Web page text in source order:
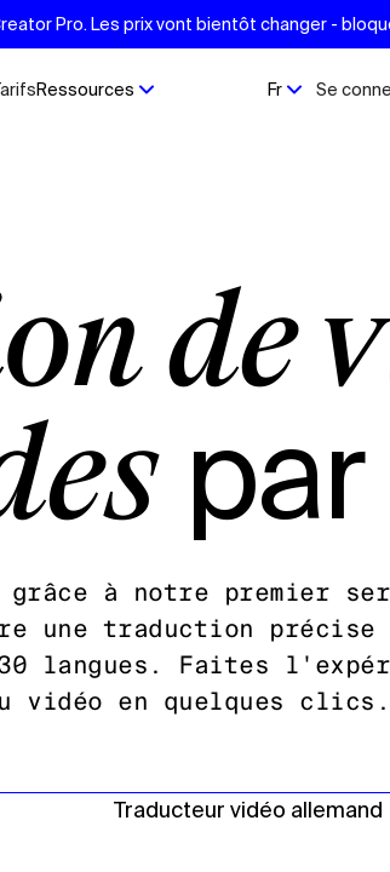
Pro. Les prix vont bientôt changer -
Ressources Fr Se
par
à notre premier
une traduction précise
langues. Faites
vidéo en quelques clics.